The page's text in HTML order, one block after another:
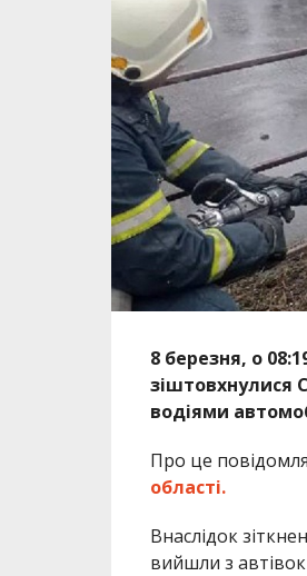
8 березня, о
зіштовхнулися
водіями
Про це
області.
Внаслідок
вийшли з автівок